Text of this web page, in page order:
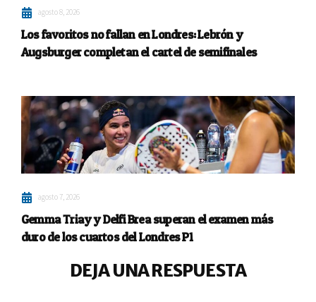
agosto 8, 2026
Los favoritos no fallan en Londres: Lebrón y
Augsburger completan el cartel de semifinales
agosto 7, 2026
Gemma Triay y Delfi Brea superan el examen más
duro de los cuartos del Londres P1
DEJA UNA RESPUESTA